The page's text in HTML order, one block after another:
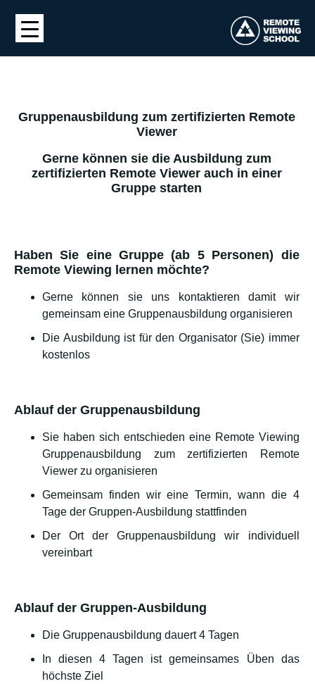
Gruppenausbildung zum zertifizierten Remote
Viewer
Gerne können sie die Ausbildung zum
zertifizierten Remote Viewer auch in einer
Gruppe starten
Haben Sie eine Gruppe (ab 5 Personen) die
Remote Viewing lernen möchte?
Gerne können sie uns kontaktieren damit wir
gemeinsam eine Gruppenausbildung organisieren
Die Ausbildung ist für den Organisator (Sie) immer
kostenlos
Ablauf der Gruppenausbildung
Sie haben sich entschieden eine Remote Viewing
Gruppenausbildung zum zertifizierten Remote
Viewer zu organisieren
Gemeinsam finden wir eine Termin, wann die 4
Tage der Gruppen-Ausbildung stattfinden
Der Ort der Gruppenausbildung wir individuell
vereinbart
Ablauf der Gruppen-Ausbildung
Die Gruppenausbildung dauert 4 Tagen
In diesen 4 Tagen ist gemeinsames Üben das
höchste Ziel